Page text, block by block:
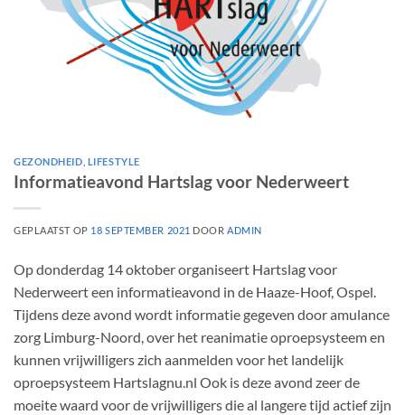
GEZONDHEID LIFESTYLE
Informatieavond Hartslag voor Nederweert
GEPLAATST OP 18 SEPTEMBER 2021 DOORADMIN
Op donderdag 14 oktober organiseert Hartslag voor
Nederweert een informatieavond in de Haaze-Hoof, Ospel.
Tijdens deze avond wordt informatie gegeven door amulance
zorg Limburg-Noord, over het reanimatie oproepsysteem en
kunnen vrijwilligers zich aanmelden voor het landelijk
oproepsysteem Hartslagnu.nl Ook is deze avond zeer de
moeite waard voor de vrijwilligers die al langere tijd actief zijn